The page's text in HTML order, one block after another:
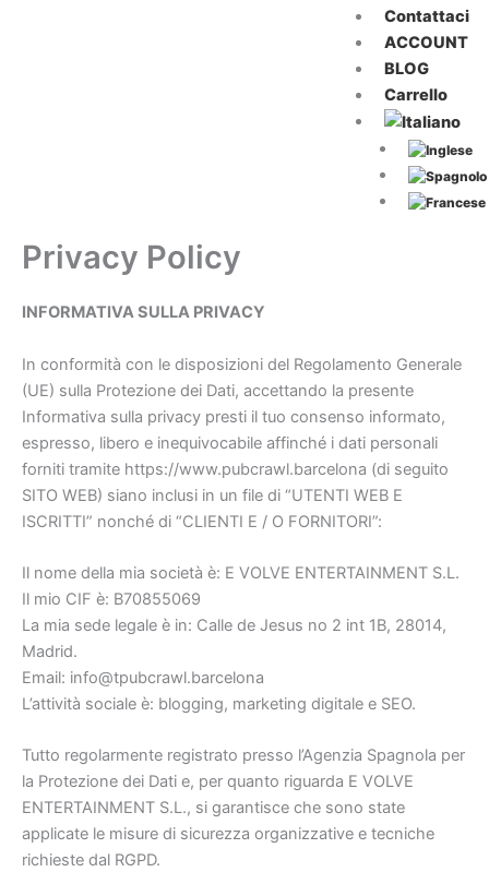
Contattaci
ACCOUNT
BLOG
Carrello
Privacy Policy
INFORMATIVA SULLA PRIVACY
In conformità con le disposizioni del Regolamento Generale
(UE) sulla Protezione dei Dati, accettando la presente
Informativa sulla privacy presti il tuo consenso informato,
espresso, libero e inequivocabile affinché i dati personali
forniti tramite https://www.pubcrawl.barcelona (di seguito
SITO WEB) siano inclusi in un file di “UTENTI WEB E
ISCRITTI” nonché di “CLIENTI E / O FORNITORI”:
Il nome della mia società è: E VOLVE ENTERTAINMENT S.L.
Il mio CIF è: B70855069
La mia sede legale è in: Calle de Jesus no 2 int 1B, 28014,
Madrid.
Email: info@tpubcrawl.barcelona
L’attività sociale è: blogging, marketing digitale e SEO.
Tutto regolarmente registrato presso l’Agenzia Spagnola per
la Protezione dei Dati e, per quanto riguarda E VOLVE
ENTERTAINMENT S.L., si garantisce che sono state
applicate le misure di sicurezza organizzative e tecniche
richieste dal RGPD.